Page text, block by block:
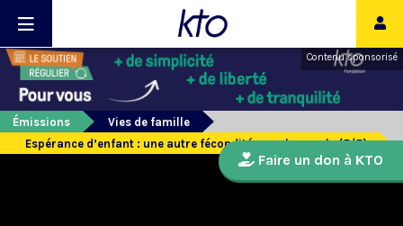
Contenu sponsorisé
Émissions
Vies de famille
Espérance d’enfant : une autre fécondité pour le couple (5/5)
Faire un don à KTO